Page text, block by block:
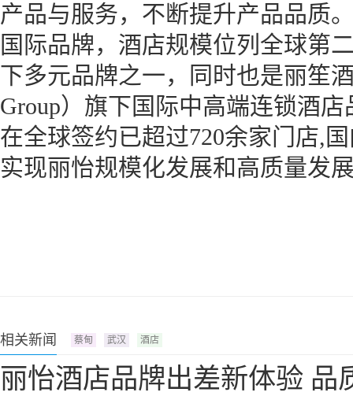
产品与服务，不断提升产品品质
国际品牌，酒店规模位列全球第
下多元品牌之一，同时也是丽笙
Group）旗下国际中高端连锁酒
在全球签约已超过720余家门店,
实现丽怡规模化发展和高质量发
相关新闻 蔡甸 武汉 酒店
丽怡酒店品牌出差新体验 品